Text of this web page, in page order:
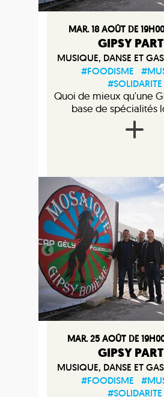
MAR. 18 AOÛT DE
GIPSY
MUSIQUE, DANSE ET
#FOODISME
#SOLIDARITE
Quoi de mieux qu'une
base de spécialités
MAR. 25 AOÛT DE
GIPSY
MUSIQUE, DANSE ET
#FOODISME
#SOLIDARITE